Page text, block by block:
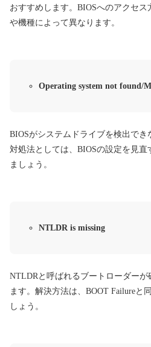
おすすめします。BIOSへのアクセ
や機種によって異なります。
Operating system not found/
BIOSがシステムドライブを検出でき
対処法としては、BIOSの設定を見
ましょう。
NTLDR is missing
NTLDRと呼ばれるブートローダー
ます。解決方法は、BOOT Failureと
しょう。